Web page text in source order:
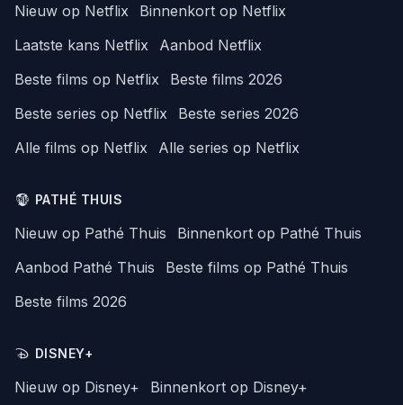
Nieuw op Netflix
Binnenkort op Netflix
Laatste kans Netflix
Aanbod Netflix
Beste films op Netflix
Beste films 2026
Beste series op Netflix
Beste series 2026
Alle films op Netflix
Alle series op Netflix
PATHÉ THUIS
Nieuw op Pathé Thuis
Binnenkort op Pathé Thuis
Aanbod Pathé Thuis
Beste films op Pathé Thuis
Beste films 2026
DISNEY+
Nieuw op Disney+
Binnenkort op Disney+